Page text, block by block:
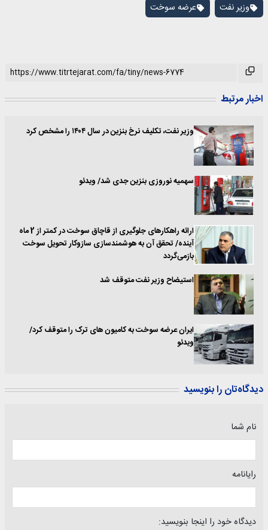
وزیر نفت عرضه سوخت
اخبار مرتبط
وزیر نفت، تکلیف نرخ بنزین در سال ۱۴۰۴ را مشخص کرد
سهمیه نوروزی بنزین جدی شد/ ویدئو
ارائه راهکارهای جلوگیری از قاچاق سوخت در کمتر از 2 ماه
آینده/ تحقق آن به هوشمندسازی سازوکار تحویل سوخت
بازمی‌گردد
استیضاح وزیر نفت متوقف شد
ایران عرضه سوخت به کامیون های ترک را متوقف کرد/
ویدئو
دیدگاه‌تان را بنویسید
نام شما
رایانامه
دیدگاه خود را اینجا بنویسید: